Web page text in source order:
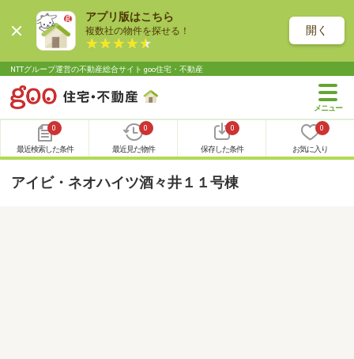
アプリ版はこちら
複数社の物件を探せる！ 開く
NTTグループ運営の不動産総合サイト goo住宅・不動産
0
最近検索した条件
0
最近見た物件
0
保存した条件
0
お気に入り
アイビ・ネオハイツ酒々井１１号棟